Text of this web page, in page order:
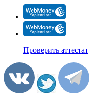
Проверить аттестат